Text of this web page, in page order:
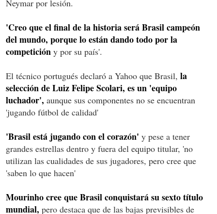
Neymar por lesión.
'Creo que el final de la historia será Brasil campeón
del mundo, porque lo están dando todo por la
competición y por su país'.
El técnico portugués declaró a Yahoo que Brasil, la
selección de Luiz Felipe Scolari, es un 'equipo
luchador', aunque sus componentes no se encuentran
'jugando fútbol de calidad'
'Brasil está jugando con el corazón' y pese a tener
grandes estrellas dentro y fuera del equipo titular, 'no
utilizan las cualidades de sus jugadores, pero cree que
'saben lo que hacen'
Mourinho cree que Brasil conquistará su sexto título
mundial, pero destaca que de las bajas previsibles de